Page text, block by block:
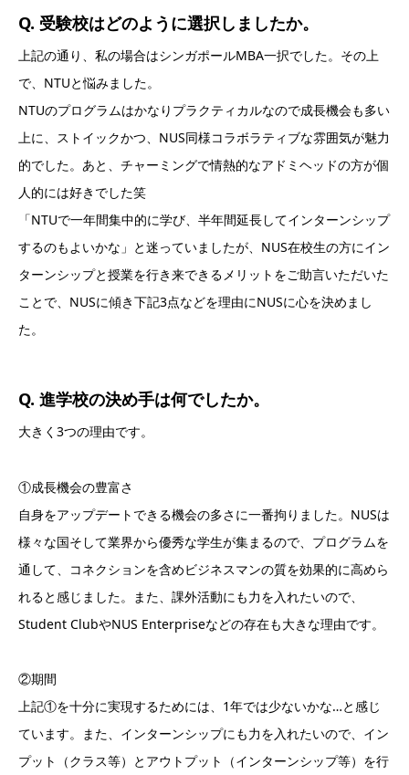
Q. 受験校はどのように選択しましたか。
上記の通り、私の場合はシンガポールMBA一択でした。その上
で、NTUと悩みました。
NTUのプログラムはかなりプラクティカルなので成長機会も多い
上に、ストイックかつ、NUS同様コラボラティブな雰囲気が魅力
的でした。あと、チャーミングで情熱的なアドミヘッドの方が個
人的には好きでした笑
「NTUで一年間集中的に学び、半年間延長してインターンシップ
するのもよいかな」と迷っていましたが、NUS在校生の方にイン
ターンシップと授業を行き来できるメリットをご助言いただいた
ことで、NUSに傾き下記3点などを理由にNUSに心を決めまし
た。
Q. 進学校の決め手は何でしたか。
大きく3つの理由です。
①成長機会の豊富さ
自身をアップデートできる機会の多さに一番拘りました。NUSは
様々な国そして業界から優秀な学生が集まるので、プログラムを
通して、コネクションを含めビジネスマンの質を効果的に高めら
れると感じました。また、課外活動にも力を入れたいので、
Student ClubやNUS Enterpriseなどの存在も大きな理由です。
②期間
上記①を十分に実現するためには、1年では少ないかな…と感じ
ています。また、インターンシップにも力を入れたいので、イン
プット（クラス等）とアウトプット（インターンシップ等）を行